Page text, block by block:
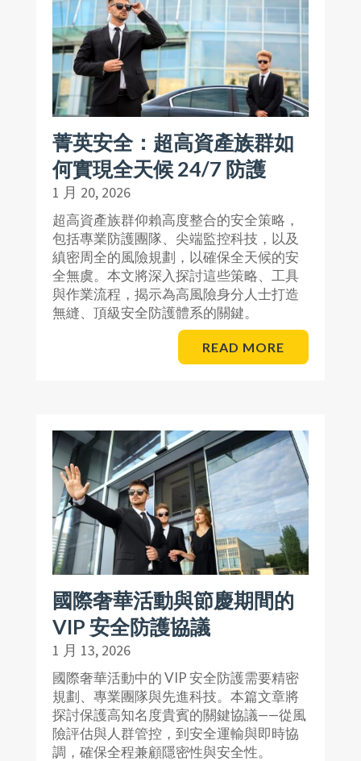
菁英安全：超高資產族群如
何實現全天候 24/7 防護
1 月 20, 2026
超高資產族群仰賴高度整合的安全策略，
包括專業防護團隊、尖端監控科技，以及
縝密周全的風險規劃，以確保全天候的安
全無虞。本文將深入探討這些策略、工具
與作業流程，揭示為高風險身分人士打造
無縫、頂級安全防護體系的關鍵。
READ MORE
國際奢華活動與節慶期間的
VIP 安全防護協議
1 月 13, 2026
國際奢華活動中的 VIP 安全防護需要精密
規劃、專業團隊與先進科技。本篇文章將
探討保護高知名度貴賓的關鍵協議——從風
險評估與人群管控，到安全運輸與即時協
調，確保全程兼顧隱密性與安全性。